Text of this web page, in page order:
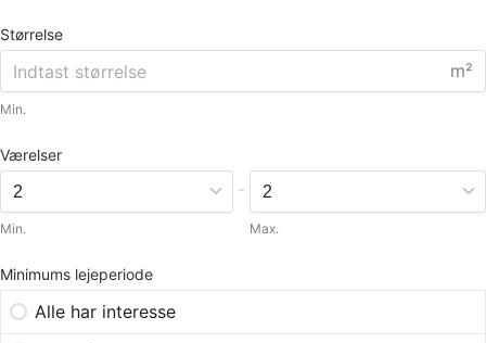
Størrelse
m²
Min.
Værelser
Min.
-
Max.
Minimums lejeperiode
Alle har interesse